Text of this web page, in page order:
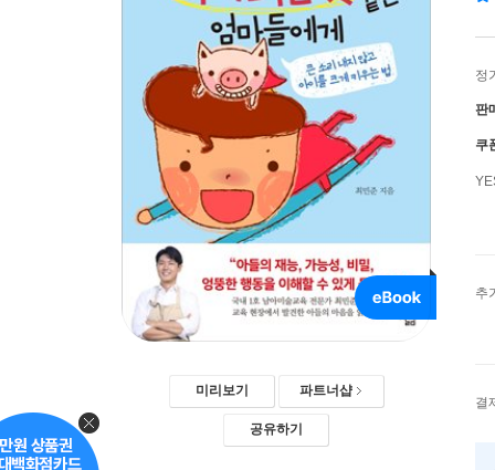
미리보기 파트너샵
공유하기
정
판
쿠
추
결